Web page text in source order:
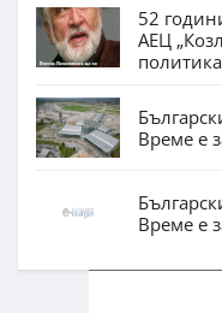
52
АЕЦ
Време е
Време е